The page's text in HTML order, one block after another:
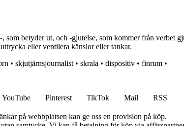
som betyder ut, och -gjutelse, som kommer från
eller ventilera känslor eller tankar.
• skjutjärnsjournalist • skrala • dispositiv • finrum •
YouTube Pinterest TikTok Mail
RSS
på webbplatsen kan ge oss en provision på köp.